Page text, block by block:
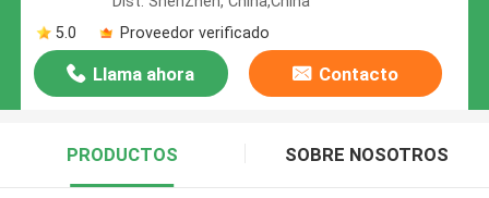
5.0
Proveedor verificado
Llama ahora Contacto
PRODUCTOS SOBRE NOSOTROS